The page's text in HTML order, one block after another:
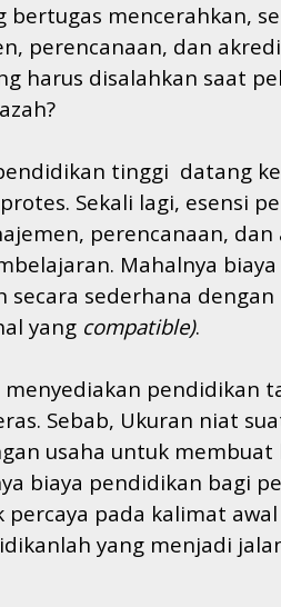
mencerahkan,
perencanaan, dan
harus disalahkan saat
tinggi datang
Sekali lagi, esensi
perencanaan, dan
Mahalnya
secara sederhana dengan
yang compatible).
pendidikan
Sebab, Ukuran niat
usaha untuk membuat
biaya pendidikan bagi
pada kalimat
yang menjadi